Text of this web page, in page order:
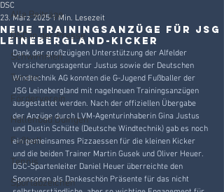
Alle Beiträge
DSC in der Presse
Schwimmen
Tanzen
Förderverein
Hallenbad Duingen
Fußball
Tennis
Sportabzeichen
Neue Trainingsanzüge für JSG
Leinebergland-Kicker
DSC
23. März 2025 1 Min. Lesezeit
Dank der großzügigen Unterstützung der Alfelder
Versicherungsagentur Justus sowie der Deutschen
Windtechnik AG konnten die G-Jugend Fußballer der
JSG Leinebergland mit nagelneuen Trainingsanzügen
ausgestattet werden. Nach der offiziellen Übergabe
der Anzüge durch LVM-Agenturinhaberin Gina Justus
und Dustin Schütte (Deutsche Windtechnik) gab es noch
ein gemeinsames Pizzaessen für die kleinen Kicker
und die beiden Trainer Martin Gusek und Oliver Heuer.
DSC-Spartenleiter Daniel Heuer überreichte den
Sponsoren als Dankeschön Präsente für das nicht